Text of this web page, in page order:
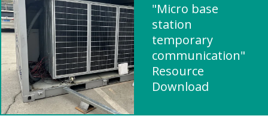
"Micro base
station
temporary
communication"
Resource
Download